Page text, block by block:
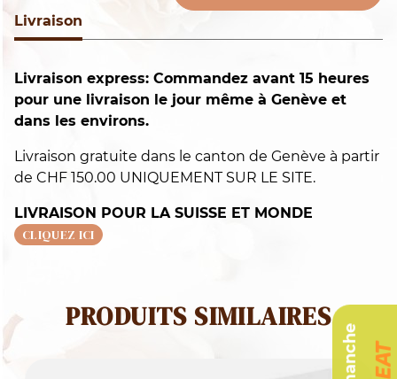
Livraison
Livraison express: Commandez avant 15 heures
pour une livraison le jour même à Genève et
dans les environs.
Livraison gratuite dans le canton de Genève à partir
de CHF 150.00 UNIQUEMENT SUR LE SITE.
LIVRAISON POUR LA SUISSE ET MONDE
CLIQUEZ ICI
Alternative:
PRODUITS SIMILAIRES